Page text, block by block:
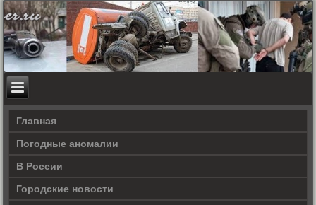
Главная
Погодные аномалии
В России
Городские новости